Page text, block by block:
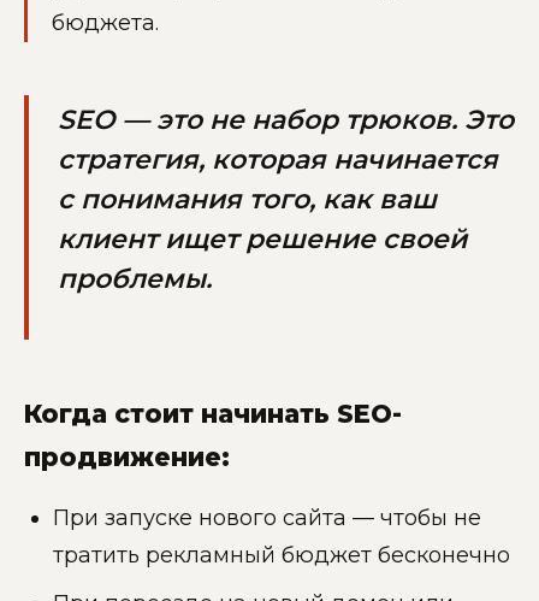
бюджета.
SEO — это не набор трюков. Это
стратегия, которая начинается
с понимания того, как ваш
клиент ищет решение своей
проблемы.
Когда стоит начинать SEO-
продвижение:
При запуске нового сайта — чтобы не
тратить рекламный бюджет бесконечно